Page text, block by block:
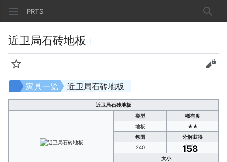
PRTS 搜索
近卫局石砖地板
监视 查看
近卫局石砖地板
家具一览
近卫局石砖地板
类型
稀有度
地板
★★
氛围
分解获得
240
158
大小